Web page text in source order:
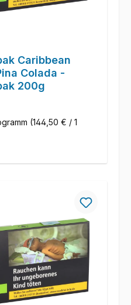
Caribbean
Colada -
200g
(144,50 € / 1